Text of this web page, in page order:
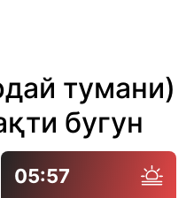
тумани)
бугун
05:57